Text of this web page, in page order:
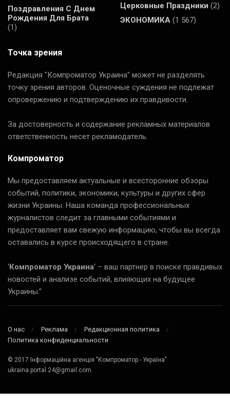
Поздравления С Днем
Рождения Для Брата
(1)
Церковные Праздники (2)
ЭКОНОМИКА (1 567)
Точка зрения
Редакция "Компроматор Украина" может не разделять
точку зрения авторов. Оценочные суждения не подлежат
опровержению и подтверждению их правдивости.
За достоверность и содержание рекламных материалов
ответственность несет рекламодатель.
Компроматор
Мы предоставляем актуальные и всесторонние обзоры
событий, политики, экономики, культуры и других сфер
жизни Украины. Наша команда профессиональных
журналистов следит за главными событиями и
предоставляет вам свежую информацию, чтобы вы всегда
оставались в курсе происходящего в стране.
‘Компроматор Украина‘ – ваш партнер в поиске правдивых
новостей и анализе событий, влияющих на будущее
Украины.”
О нас Реклама
Редакционная политика
Политика конфиденциальности
© 2017 Інформаційна агенція "Компроматор - Україна"
ukraina.portal.24@gmail.com.